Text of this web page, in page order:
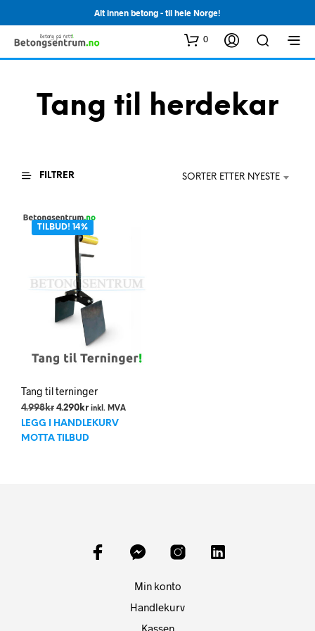
Alt innen betong - til hele Norge!
0
Tang til herdekar
FILTRER SORTER ETTER NYESTE
TILBUD! 14%
Tang til terninger
4.998kr Opprinnelig
pris
var:
4.290 krNåværende
pris
er:
inkl. MVA
LEGG I HANDLEKURV
MOTTA TILBUD
Min konto
Handlekurv
Kassen